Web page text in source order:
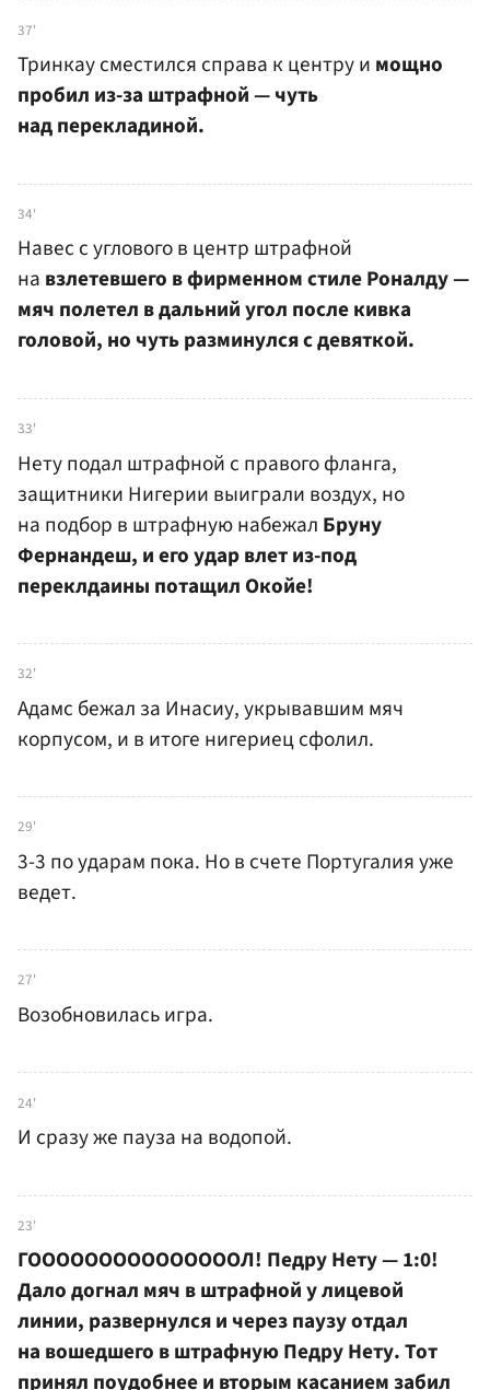
37'
Тринкау сместился справа к центру и мощно
пробил из-за штрафной — чуть
над перекладиной.
34'
Навес с углового в центр штрафной
на взлетевшего в фирменном стиле Роналду —
мяч полетел в дальний угол после кивка
головой, но чуть разминулся с девяткой.
33'
Нету подал штрафной с правого фланга,
защитники Нигерии выиграли воздух, но
на подбор в штрафную набежал Бруну
Фернандеш, и его удар влет из-под
переклдаины потащил Окойе!
32'
Адамс бежал за Инасиу, укрывавшим мяч
корпусом, и в итоге нигериец сфолил.
29'
3-3 по ударам пока. Но в счете Португалия уже
ведет.
27'
Возобновилась игра.
24'
И сразу же пауза на водопой.
23'
ГОООООООООООООООЛ! Педру Нету — 1:0!
Дало догнал мяч в штрафной у лицевой
линии, развернулся и через паузу отдал
на вошедшего в штрафную Педру Нету. Тот
принял поудобнее и вторым касанием забил